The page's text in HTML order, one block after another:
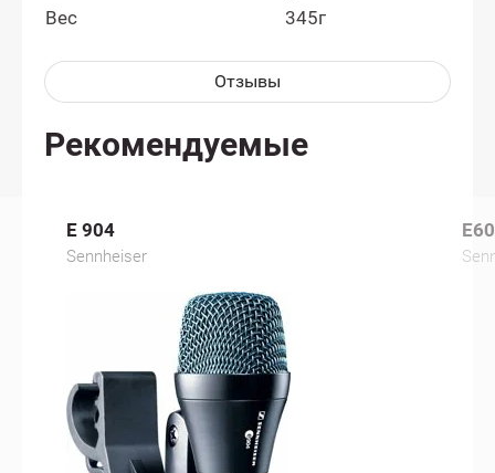
Вес
345г
Отзывы
Рекомендуемые
E 904
Sennheiser